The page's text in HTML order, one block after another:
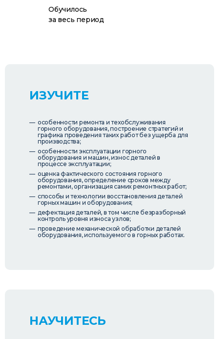
Обучилось
за весь период
ИЗУЧИТЕ
особенности ремонта и техобслуживания
горного оборудования, построение стратегий и
графика проведения таких работ без ущерба для
производства;
особенности эксплуатации горного
оборудования и машин, износ деталей в
процессе эксплуатации;
оценка фактического состояния горного
оборудования, определение сроков между
ремонтами, организация самих ремонтных работ;
способы и технологии восстановления деталей
горных машин и оборудования;
дефектация деталей, в том числе безразборный
контроль уровня износа узлов;
проведение механической обработки деталей
оборудования, используемого в горных работах.
НАУЧИТЕСЬ